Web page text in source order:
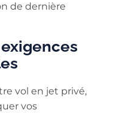
de dernière
vol en jet privé,
vos